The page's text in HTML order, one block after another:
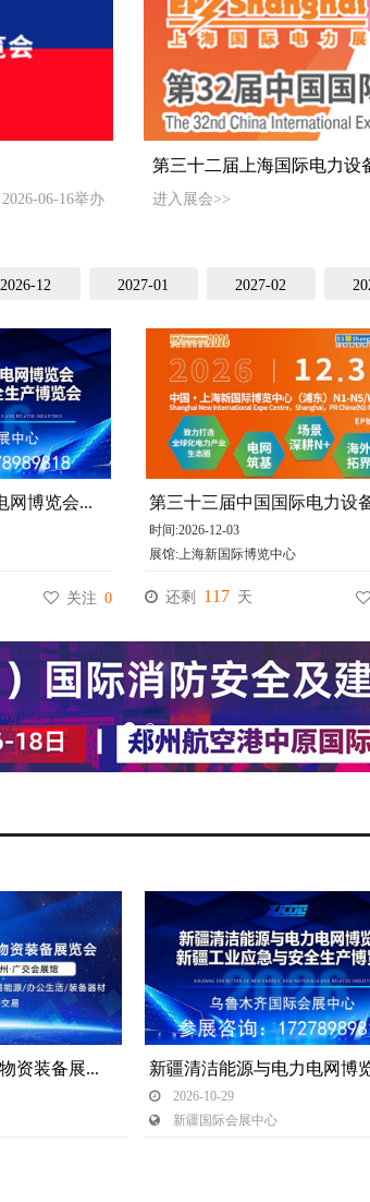
2026-06-16举办
第三十二届上海国际电力设
进入展会>>
2026-12 2027-01 2027-02
关注 0
时间:2026-12-03
展馆:上海新国际博览中心
还剩 117 天
2026-10-29
新疆国际会展中心